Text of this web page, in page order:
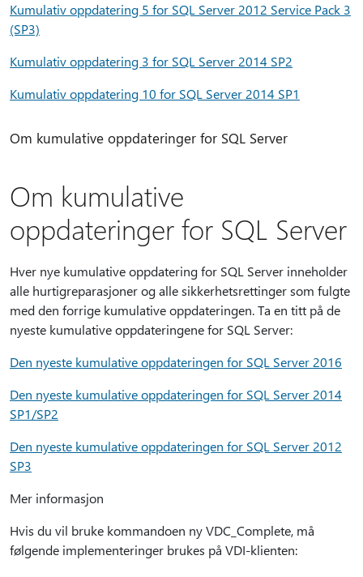
Kumulativ oppdatering 5 for SQL Server 2012 Service Pack 3
(SP3)
Kumulativ oppdatering 3 for SQL Server 2014 SP2
Kumulativ oppdatering 10 for SQL Server 2014 SP1
Om kumulative oppdateringer for SQL Server
Om kumulative
oppdateringer for SQL Server
Hver nye kumulative oppdatering for SQL Server inneholder
alle hurtigreparasjoner og alle sikkerhetsrettinger som fulgte
med den forrige kumulative oppdateringen. Ta en titt på de
nyeste kumulative oppdateringene for SQL Server:
Den nyeste kumulative oppdateringen for SQL Server 2016
Den nyeste kumulative oppdateringen for SQL Server 2014
SP1/SP2
Den nyeste kumulative oppdateringen for SQL Server 2012
SP3
Mer informasjon
Hvis du vil bruke kommandoen ny VDC_Complete, må
følgende implementeringer brukes på VDI-klienten: